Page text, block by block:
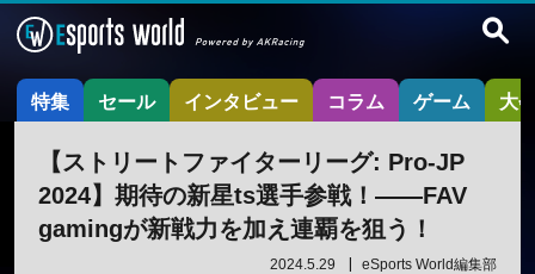
特集 セール インタビュー コラム ゲーム 大
【ストリートファイターリーグ: Pro-JP
2024】期待の新星ts選手参戦！——FAV
gamingが新戦力を加え連覇を狙う！
2024.5.29 eSports World編集部